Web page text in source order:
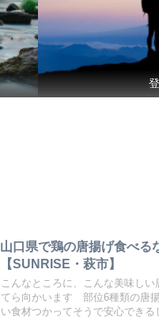
山口県で鶏の唐揚げ食べ
【SUNRISE・萩市】
こんなところに、こんな美味し
てら向かいます 部位6種類の唐
い食材つかってそうで安心でき